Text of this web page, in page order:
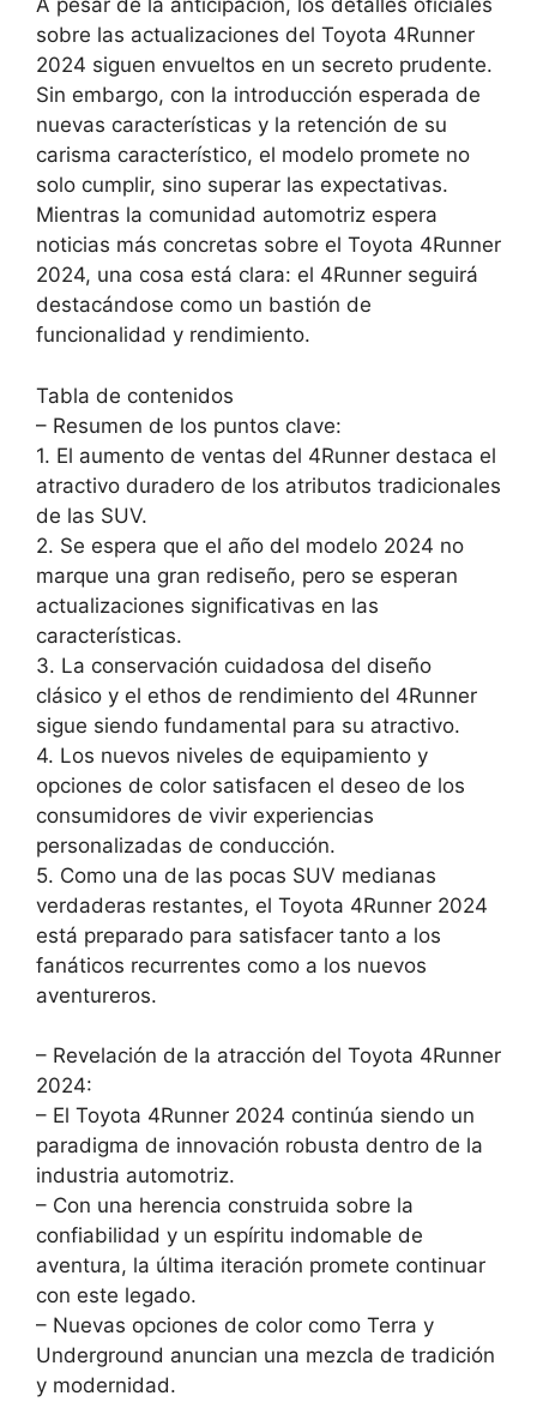
A pesar de la anticipación, los detalles oficiales
sobre las actualizaciones del Toyota 4Runner
2024 siguen envueltos en un secreto prudente.
Sin embargo, con la introducción esperada de
nuevas características y la retención de su
carisma característico, el modelo promete no
solo cumplir, sino superar las expectativas.
Mientras la comunidad automotriz espera
noticias más concretas sobre el Toyota 4Runner
2024, una cosa está clara: el 4Runner seguirá
destacándose como un bastión de
funcionalidad y rendimiento.
Tabla de contenidos
– Resumen de los puntos clave:
1. El aumento de ventas del 4Runner destaca el
atractivo duradero de los atributos tradicionales
de las SUV.
2. Se espera que el año del modelo 2024 no
marque una gran rediseño, pero se esperan
actualizaciones significativas en las
características.
3. La conservación cuidadosa del diseño
clásico y el ethos de rendimiento del 4Runner
sigue siendo fundamental para su atractivo.
4. Los nuevos niveles de equipamiento y
opciones de color satisfacen el deseo de los
consumidores de vivir experiencias
personalizadas de conducción.
5. Como una de las pocas SUV medianas
verdaderas restantes, el Toyota 4Runner 2024
está preparado para satisfacer tanto a los
fanáticos recurrentes como a los nuevos
aventureros.
– Revelación de la atracción del Toyota 4Runner
2024:
– El Toyota 4Runner 2024 continúa siendo un
paradigma de innovación robusta dentro de la
industria automotriz.
– Con una herencia construida sobre la
confiabilidad y un espíritu indomable de
aventura, la última iteración promete continuar
con este legado.
– Nuevas opciones de color como Terra y
Underground anuncian una mezcla de tradición
y modernidad.